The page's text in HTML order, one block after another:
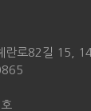
란로82길 15,